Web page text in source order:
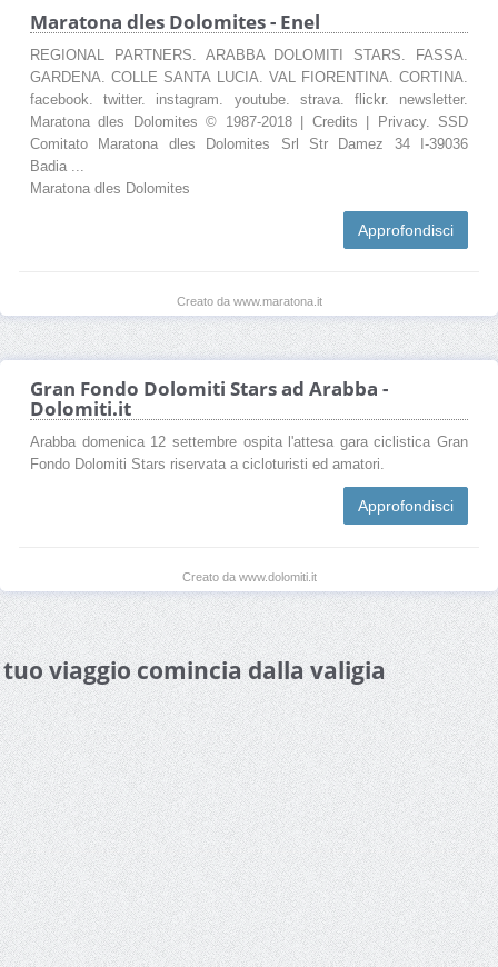
Maratona dles Dolomites - Enel
REGIONAL PARTNERS. ARABBA DOLOMITI STARS. FASSA.
GARDENA. COLLE SANTA LUCIA. VAL FIORENTINA. CORTINA.
facebook. twitter. instagram. youtube. strava. flickr. newsletter.
Maratona dles Dolomites © 1987-2018 | Credits | Privacy. SSD
Comitato Maratona dles Dolomites Srl Str Damez 34 I-39036
Badia ...
Maratona dles Dolomites
Approfondisci
Creato da www.maratona.it
Gran Fondo Dolomiti Stars ad Arabba -
Dolomiti.it
Arabba domenica 12 settembre ospita l'attesa gara ciclistica Gran
Fondo Dolomiti Stars riservata a cicloturisti ed amatori.
Approfondisci
Creato da www.dolomiti.it
viaggio comincia dalla valigia